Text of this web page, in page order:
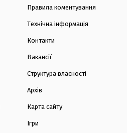
Правила коментування
Технічна інформація
Контакти
Вакансії
Структура власності
Архів
Карта сайту
Ігри